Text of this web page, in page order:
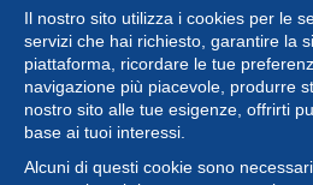
Il nostro sito utilizza i cookies per le
servizi che hai richiesto, garantire la
piattaforma, ricordare le tue
navigazione più piacevole, produrre
nostro sito alle tue esigenze, offrirti
base ai tuoi interessi.
Alcuni di questi cookie sono
Collezione
Novità